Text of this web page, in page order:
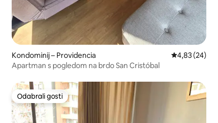
Kondominij – Providencia Prosječna
4,83 (24)
Apartman s pogledom na brdo San Cristóbal
Odabrali gosti
Odabrali gosti